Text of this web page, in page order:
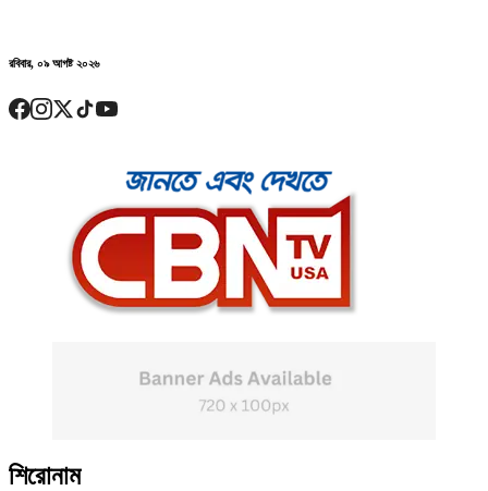
রবিবার, ০৯ আগষ্ট ২০২৬
শিরোনাম